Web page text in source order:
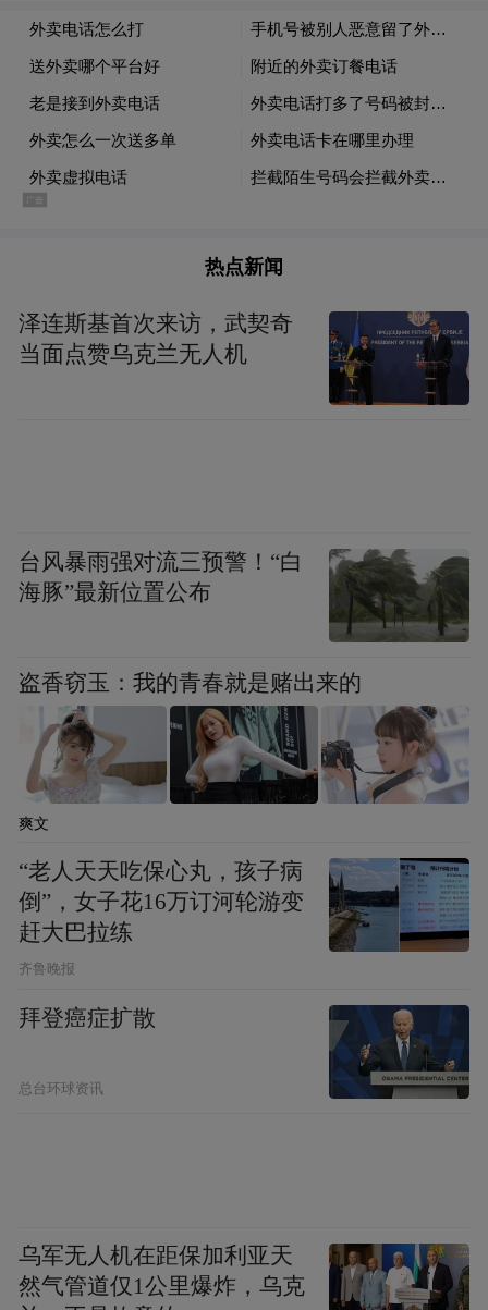
热点新闻
泽连斯基首次来访，武契奇
当面点赞乌克兰无人机
台风暴雨强对流三预警！“白
海豚”最新位置公布
盗香窃玉：我的青春就是赌出来的
爽文
“老人天天吃保心丸，孩子病
倒”，女子花16万订河轮游变
赶大巴拉练
齐鲁晚报
拜登癌症扩散
总台环球资讯
乌军无人机在距保加利亚天
然气管道仅1公里爆炸，乌克